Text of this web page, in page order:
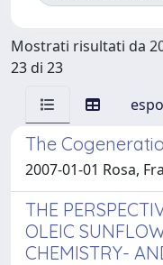
Mostrati risultati da
23 di 23
The
2007-01-01 Rosa,
THE
OLEIC
CHEMISTRY-